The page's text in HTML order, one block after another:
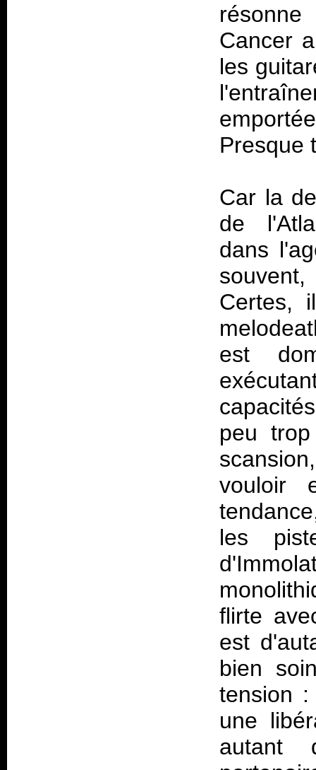
Cancer
les
Presque
Car la
de
dans
Certes,
est
peu
vouloir
les
flirte
est
bien
tension
une
autant